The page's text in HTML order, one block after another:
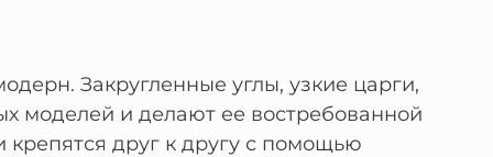
Закругленные углы, узкие царги,
моделей и делают ее востребованной
крепятся друг к другу с помощью